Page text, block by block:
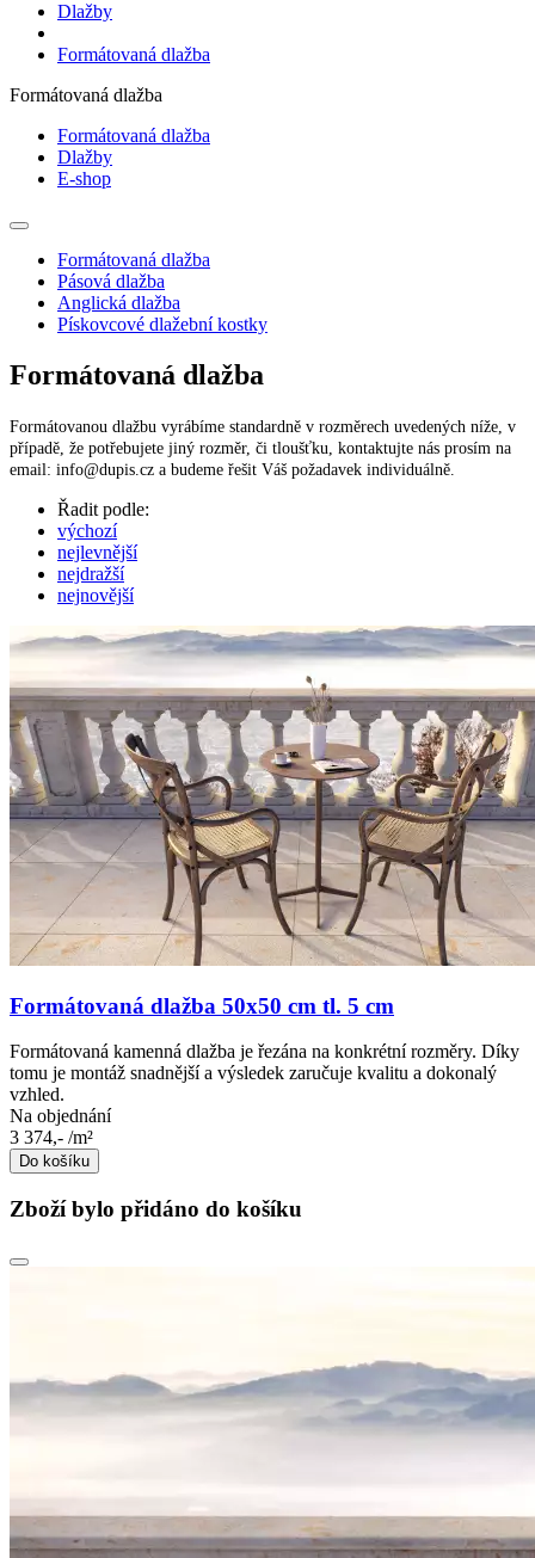
Dlažby
Formátovaná dlažba
Formátovaná dlažba
Formátovaná dlažba
Dlažby
E-shop
Formátovaná dlažba
Pásová dlažba
Anglická dlažba
Pískovcové dlažební kostky
Formátovaná dlažba
Formátovanou dlažbu vyrábíme standardně v rozměrech uvedených níže, v
případě, že potřebujete jiný rozměr, či tloušťku, kontaktujte nás prosím na
email: info@dupis.cz a budeme řešit Váš požadavek individuálně.
Řadit podle:
výchozí
nejlevnější
nejdražší
nejnovější
Formátovaná dlažba 50x50 cm tl. 5 cm
Formátovaná kamenná dlažba je řezána na konkrétní rozměry. Díky
tomu je montáž snadnější a výsledek zaručuje kvalitu a dokonalý
vzhled.
Na objednání
3 374,- /m²
Do košíku
Zboží bylo přidáno do košíku